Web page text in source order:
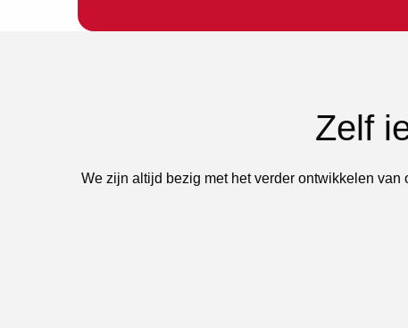
Zelf
We zijn altijd bezig met het verder ontwikkelen van